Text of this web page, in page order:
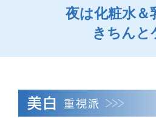
夜は化粧水＆
きちんと